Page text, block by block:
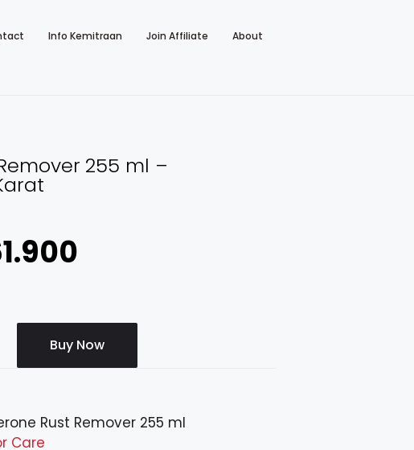
Info Kemitraan Join Affiliate About
255 ml –
Buy Now
Rust Remover 255 ml
Care